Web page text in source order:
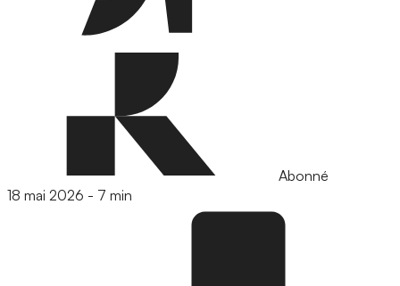
Abonné
18 mai 2026 - 7 min